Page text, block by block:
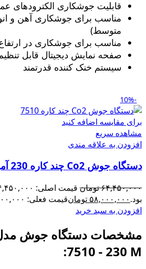
قابلیت جوشکاری الکترودهای
مناسب برای جوشکاری آهن و
متوسط)
مناسب برای جوشکاری در
صفحه نمایش دیجیتال قابل
سیستم خنک کننده قدرتمند
-10%
برای مقایسه اضافه کنید
مشاهده سریع
افزودن به علاقه مندی
دستگاه جوش Co2 چند کاره 230 آمپر وینر مدل 7510
۶۴,۴۵۰,۰۰۰تومان
بود.۵۸,۰۰۰,۰۰۰تومانقیمت فعلی: ۵۸,۰۰۰,۰۰۰ تومان.
افزودن به سبد خرید
7510 - 230 M: